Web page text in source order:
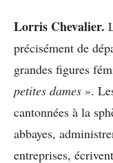
Lorris Chevalier.
précisément de
grandes figures
petites dames ».
cantonnées à la
abbayes,
entreprises,